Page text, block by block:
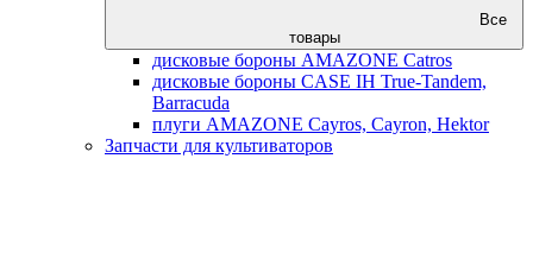
Все
товары
дисковые бороны AMAZONE Catros
дисковые бороны CASE IH True-Tandem,
Barracuda
плуги AMAZONE Cayros, Cayron, Hektor
Запчасти для культиваторов